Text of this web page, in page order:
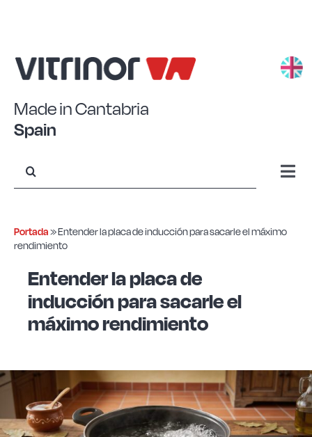
Made in Cantabria
Spain
Acero Eco+
Borosilicato
Portada»Entender la placa de inducción para sacarle el máximo
rendimiento
Entender la placa de
inducción para sacarle el
máximo rendimiento